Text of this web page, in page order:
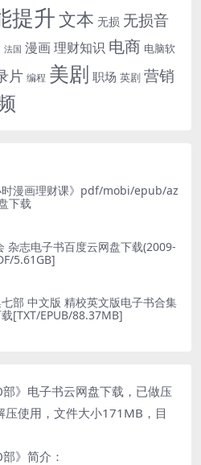
提升文本 无损 无损音
法国 漫画理财知识 电商 电脑软
片 编程 美剧 职场 英剧 营销
时漫画理财课》pdf/mobi/epub/az
下载
杂志电子书百度云网盘下载(2009-
5.61GB]
部 中文版 精校英文版电子书合集
[TXT/EPUB/88.37MB]
部》电子书云网盘下载，已做压
压使用，文件大小171MB，目
》简介：